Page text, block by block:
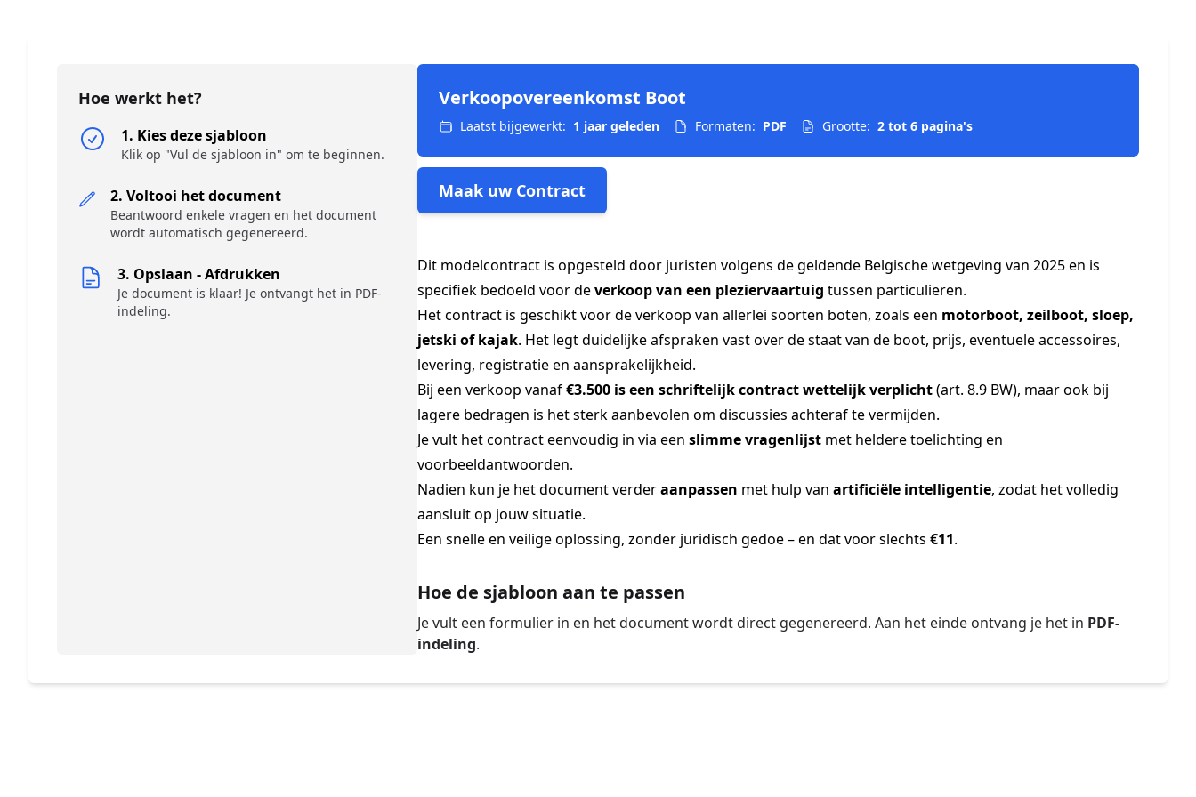
Hoe werkt het?
1. Kies deze sjabloon
Klik op "Vul de sjabloon in" om te beginnen.
2. Voltooi het document
Beantwoord enkele vragen en het document
wordt automatisch gegenereerd.
3. Opslaan - Afdrukken
Je document is klaar! Je ontvangt het in PDF-
indeling.
Verkoopovereenkomst Boot
Laatst bijgewerkt: 1 jaar geleden Formaten: PDF Grootte: 2 tot 6 pagina's
Maak uw Contract
Dit modelcontract is opgesteld door juristen volgens de geldende Belgische wetgeving van 2025 en is
specifiek bedoeld voor deverkoop van een pleziervaartuig tussen particulieren.
Het contract is geschikt voor de verkoop van allerlei soorten boten, zoals een motorboot, zeilboot, sloep,
jetski of kajak. Het legt duidelijke afspraken vast over de staat van de boot, prijs, eventuele accessoires,
levering, registratie en aansprakelijkheid.
Bij een verkoop vanaf€3.500 is een schriftelijk contract wettelijk verplicht(art. 8.9 BW), maar ook bij
lagere bedragen is het sterk aanbevolen om discussies achteraf te vermijden.
Je vult het contract eenvoudig in via eenslimme vragenlijst met heldere toelichting en
voorbeeldantwoorden.
Nadien kun je het document verderaanpassen met hulp vanartificiële intelligentie, zodat het volledig
aansluit op jouw situatie.
Een snelle en veilige oplossing, zonder juridisch gedoe – en dat voor slechts€11.
Hoe de sjabloon aan te passen
Je vult een formulier in en het document wordt direct gegenereerd. Aan het einde ontvang je het in PDF-
indeling.